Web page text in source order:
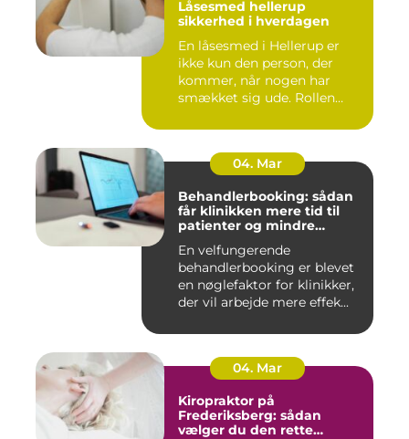
Låsesmed hellerup
sikkerhed i hverdagen
En låsesmed i Hellerup er
ikke kun den person, der
kommer, når nogen har
smækket sig ude. Rollen
04. Mar
Behandlerbooking: sådan
får klinikken mere tid til
patienter og mindre
En velfungerende
behandlerbooking er blevet
en nøglefaktor for klinikker,
der vil arbejde mere effek...
04. Mar
Kiropraktor på
Frederiksberg: sådan
vælger du den rette